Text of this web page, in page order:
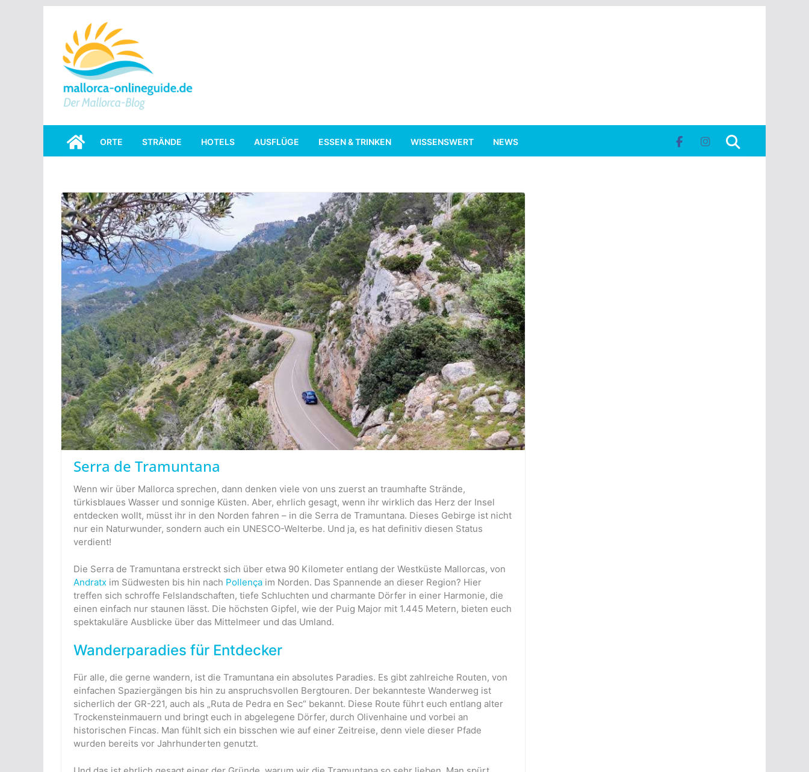
content
ORTE STRÄNDE HOTELS AUSFLÜGE ESSEN & TRINKEN WISSENSWERT NEWS
Serra de Tramuntana
Wenn wir über Mallorca sprechen, dann denken viele von uns zuerst an traumhafte Strände,
türkisblaues Wasser und sonnige Küsten. Aber, ehrlich gesagt, wenn ihr wirklich das Herz der Insel
entdecken wollt, müsst ihr in den Norden fahren – in die Serra de Tramuntana. Dieses Gebirge ist nicht
nur ein Naturwunder, sondern auch ein UNESCO-Welterbe. Und ja, es hat definitiv diesen Status
verdient!
Die Serra de Tramuntana erstreckt sich über etwa 90 Kilometer entlang der Westküste Mallorcas, von
Andratx im Südwesten bis hin nach Pollença im Norden. Das Spannende an dieser Region? Hier
treffen sich schroffe Felslandschaften, tiefe Schluchten und charmante Dörfer in einer Harmonie, die
einen einfach nur staunen lässt. Die höchsten Gipfel, wie der Puig Major mit 1.445 Metern, bieten euch
spektakuläre Ausblicke über das Mittelmeer und das Umland.
Wanderparadies für Entdecker
Für alle, die gerne wandern, ist die Tramuntana ein absolutes Paradies. Es gibt zahlreiche Routen, von
einfachen Spaziergängen bis hin zu anspruchsvollen Bergtouren. Der bekannteste Wanderweg ist
sicherlich der GR-221, auch als „Ruta de Pedra en Sec“ bekannt. Diese Route führt euch entlang alter
Trockensteinmauern und bringt euch in abgelegene Dörfer, durch Olivenhaine und vorbei an
historischen Fincas. Man fühlt sich ein bisschen wie auf einer Zeitreise, denn viele dieser Pfade
wurden bereits vor Jahrhunderten genutzt.